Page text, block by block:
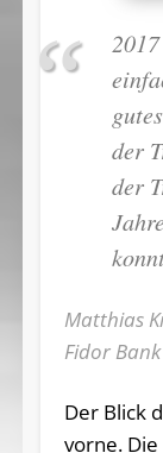
der
der
Matthias
Fidor Bank
Der Blick
vorne.